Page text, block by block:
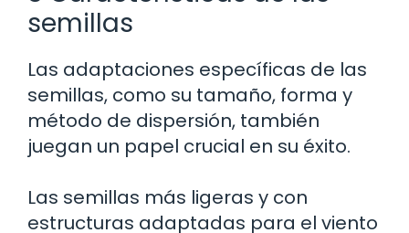
semillas
Las adaptaciones específicas de las
semillas, como su tamaño, forma y
método de dispersión, también
juegan un papel crucial en su éxito.
Las semillas más ligeras y con
estructuras adaptadas para el viento